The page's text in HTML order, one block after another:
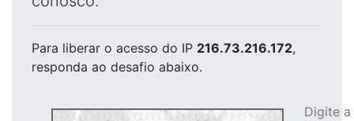
Para liberar o acesso do IP 216.73.216.172,
responda ao desafio abaixo.
Digite